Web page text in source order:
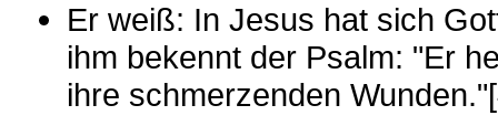
Er weiß: In Jesus hat sich
ihm bekennt der Psalm: "Er
ihre schmerzenden